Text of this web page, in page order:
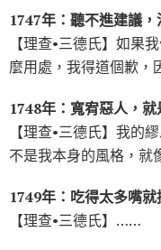
1747年：聽不進建議，
【理查•三德氏】如果
麼用處，我得道個歉
1748年：寬宥惡人，就
【理查•三德氏】我的
不是我本身的風格，
1749年：吃得太多嘴就
【理查•三德氏】……